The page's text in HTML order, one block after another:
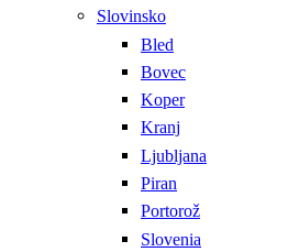
Slovinsko
Bled
Bovec
Koper
Kranj
Ljubljana
Piran
Portorož
Slovenia